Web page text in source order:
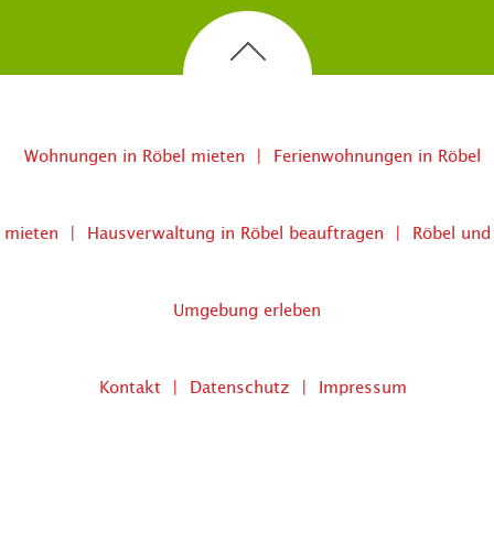
Wohnungen in Röbel mieten Ferienwohnungen in Röbel
mieten Hausverwaltung in Röbel beauftragen Röbel und
Umgebung erleben
Kontakt Datenschutz Impressum